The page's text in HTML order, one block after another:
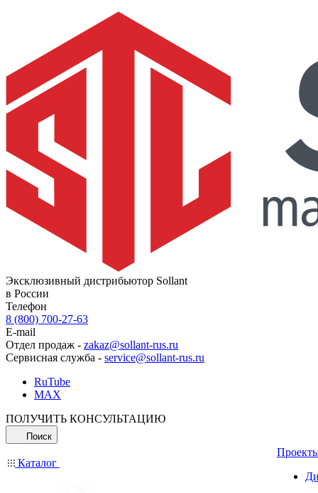
Эксклюзивный дистрибьютор Sollant
в России
Телефон
8 (800) 700-27-63
E-mail
Отдел продаж - zakaz@sollant-rus.ru
Сервисная служба - service@sollant-rus.ru
RuTube
MAX
ПОЛУЧИТЬ КОНСУЛЬТАЦИЮ
Поиск
Каталог